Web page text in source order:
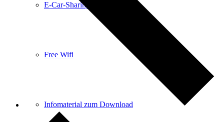
E-Car-Sharing
Free Wifi
Infomaterial zum Download